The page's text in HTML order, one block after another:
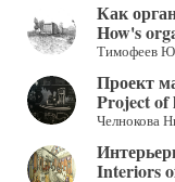
Как
How's
Тимофеев
Проект
Project of
Челнокова
Interiors